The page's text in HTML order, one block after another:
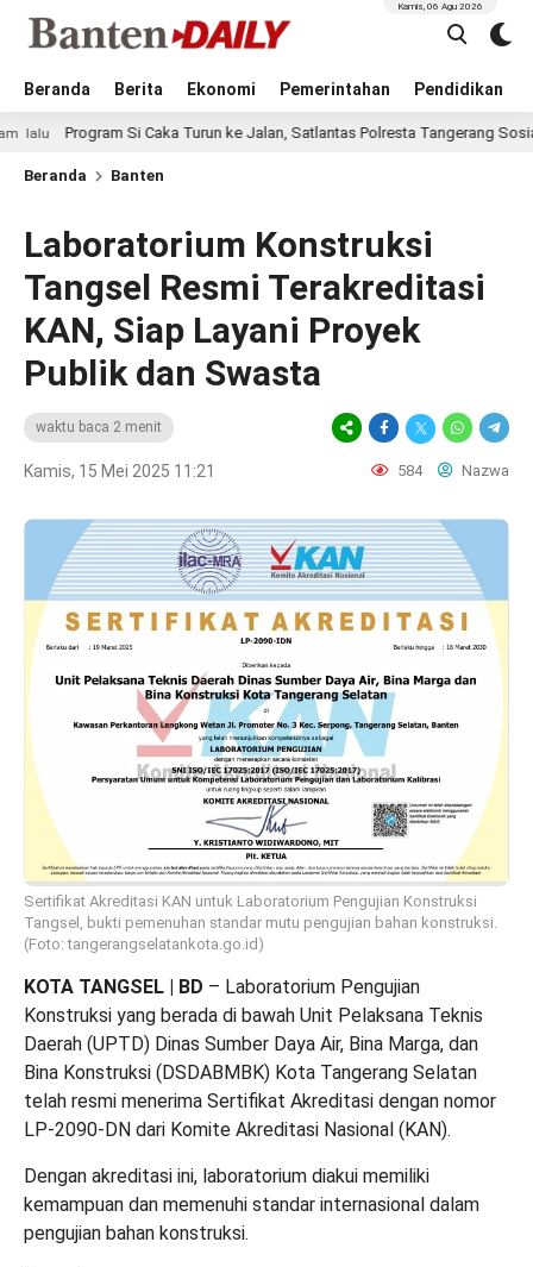
Beranda Berita Ekonomi Pemerintahan Pendidikan
Kamis, 06 Agu 2026
Si Caka Turun ke Jalan, Satlantas Polresta Tangerang Sosialisasikan
Beranda Banten
Laboratorium Konstruksi
Tangsel Resmi Terakreditasi
KAN, Siap Layani Proyek
Publik dan Swasta
waktu baca 2 menit
Kamis, 15 Mei 2025 11:21 584 Nazwa
Sertifikat Akreditasi KAN untuk Laboratorium Pengujian Konstruksi
Tangsel, bukti pemenuhan standar mutu pengujian bahan konstruksi.
(Foto: tangerangselatankota.go.id)
KOTA TANGSEL | BD – Laboratorium Pengujian
Konstruksi yang berada di bawah Unit Pelaksana Teknis
Daerah (UPTD) Dinas Sumber Daya Air, Bina Marga, dan
Bina Konstruksi (DSDABMBK) Kota Tangerang Selatan
telah resmi menerima Sertifikat Akreditasi dengan nomor
LP-2090-DN dari Komite Akreditasi Nasional (KAN).
Dengan akreditasi ini, laboratorium diakui memiliki
kemampuan dan memenuhi standar internasional dalam
pengujian bahan konstruksi.